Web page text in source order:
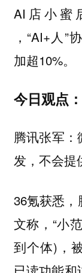
AI店小蜜
，“AI+人
加超10%。
今日观点：
腾讯张军：
发，不会提
36氪获悉
文称，“小
到个体)，